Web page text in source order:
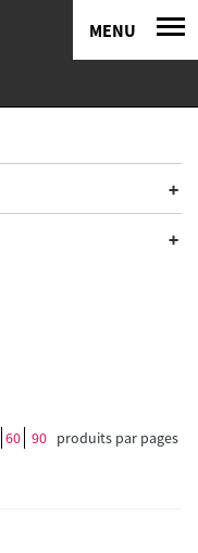
MENU
60 90 produits par pages